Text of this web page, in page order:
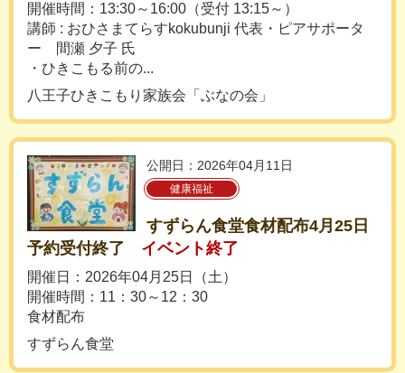
開催時間：13:30～16:00（受付 13:15～）
講師 : おひさまてらすkokubunji 代表・ピアサポータ
ー 間瀬 夕子 氏
・ひきこもる前の...
八王子ひきこもり家族会「ぶなの会」
公開日：2026年04月11日
健康福祉
すずらん食堂食材配布4月25日
予約受付終了
イベント終了
開催日：2026年04月25日（土）
開催時間：11：30～12：30
食材配布
すずらん食堂